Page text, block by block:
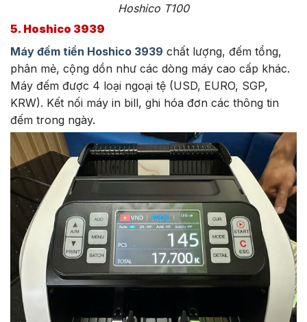
Hoshico T100
5. Hoshico 3939
Máy đếm tiền Hoshico 3939 chất lượng, đếm tổng,
phân mẻ, cộng dồn như các dòng máy cao cấp khác.
Máy đếm được 4 loại ngoại tệ (USD, EURO, SGP,
KRW). Kết nối máy in bill, ghi hóa đơn các thông tin
đếm trong ngày.